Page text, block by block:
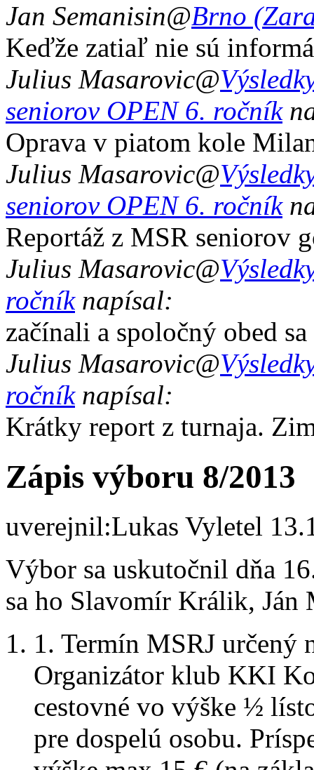
Jan Semanisin@Brno
Keďže zatiaľ nie sú
Julius Masarovic@
seniorov OPEN 6. ročník
Oprava v piatom kole
Julius Masarovic@
seniorov OPEN 6. ročník
Reportáž z MSR seniorov
Julius Masarovic@
ročníknapísal:
začínali a spoločný obed
Julius Masarovic@
ročníknapísal:
Krátky report z turnaja.
Zápis výboru 8/2013
uverejnil:Lukas Vyletel
Výbor sa uskutočnil dňa
sa ho Slavomír Králik, Ján
1. Termín MSRJ určený
Organizátor klub KKI
cestovné vo výške ½
pre dospelú osobu.